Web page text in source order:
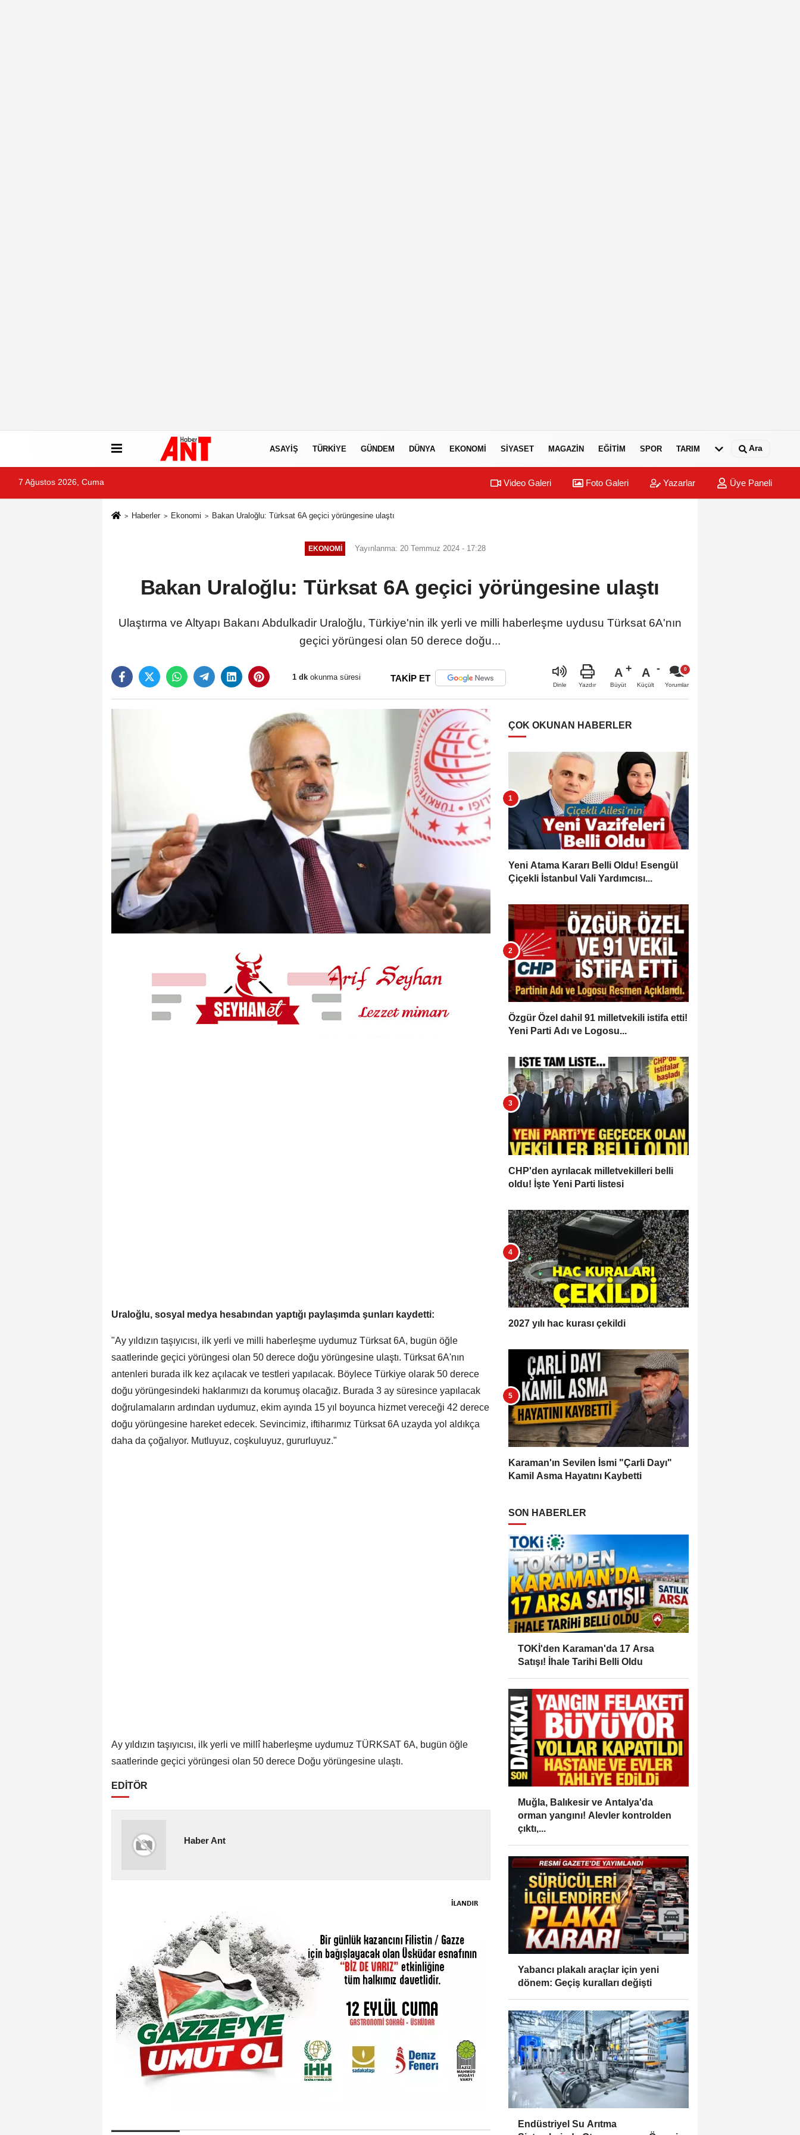
ASAYIŞ TÜRKIYE GÜNDEM DÜNYA EKONOMI SIYASET MAGAZIN EĞITIM SPOR TARIM Ara
7 Ağustos 2026, Cuma Video Galeri Foto Galeri Yazarlar Üye Paneli
Haberler Ekonomi Bakan Uraloğlu: Türksat 6A geçici yörüngesine ulaştı
EKONOMI Yayınlanma: 20 Temmuz 2024 - 17:28
Bakan Uraloğlu: Türksat 6A geçici yörüngesine ulaştı
Ulaştırma ve Altyapı Bakanı Abdulkadir Uraloğlu, Türkiye'nin ilk yerli ve milli haberleşme uydusu Türksat 6A'nın
geçici yörüngesi olan 50 derece doğu...
1 dk okunma süresi TAKİP ET
Dinle Yazdır
A
Büyüt
A
Küçült Yorumlar
Uraloğlu, sosyal medya hesabından yaptığı paylaşımda şunları kaydetti:
"Ay yıldızın taşıyıcısı, ilk yerli ve milli haberleşme uydumuz Türksat 6A, bugün öğle
saatlerinde geçici yörüngesi olan 50 derece doğu yörüngesine ulaştı. Türksat 6A'nın
antenleri burada ilk kez açılacak ve testleri yapılacak. Böylece Türkiye olarak 50 derece
doğu yörüngesindeki haklarımızı da korumuş olacağız. Burada 3 ay süresince yapılacak
doğrulamaların ardından uydumuz, ekim ayında 15 yıl boyunca hizmet vereceği 42 derece
doğu yörüngesine hareket edecek. Sevincimiz, iftiharımız Türksat 6A uzayda yol aldıkça
daha da çoğalıyor. Mutluyuz, coşkuluyuz, gururluyuz."
Ay yıldızın taşıyıcısı, ilk yerli ve millî haberleşme uydumuz TÜRKSAT 6A, bugün öğle
saatlerinde geçici yörüngesi olan 50 derece Doğu yörüngesine ulaştı.
EDİTÖR
Haber Ant
ÇOK OKUNAN HABERLER
Yeni Atama Kararı Belli Oldu! Esengül
Çiçekli İstanbul Vali Yardımcısı...
Özgür Özel dahil 91 milletvekili istifa etti!
Yeni Parti Adı ve Logosu...
CHP'den ayrılacak milletvekilleri belli
oldu! İşte Yeni Parti listesi
2027 yılı hac kurası çekildi
Karaman'ın Sevilen İsmi "Çarli Dayı"
Kamil Asma Hayatını Kaybetti
SON HABERLER
TOKİ'den Karaman'da 17 Arsa
Satışı! İhale Tarihi Belli Oldu
Muğla, Balıkesir ve Antalya'da
orman yangını! Alevler kontrolden
çıktı,...
Yabancı plakalı araçlar için yeni
dönem: Geçiş kuralları değişti
Endüstriyel Su Arıtma